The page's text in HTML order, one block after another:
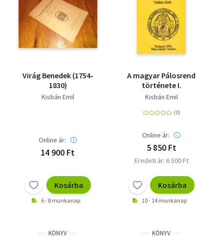
Virág Benedek (1754-
1830)
Kisbán Emil
Online ár:
14 900 Ft
Kosárba
6 - 8 munkanap
A magyar Pálosrend
története I.
Kisbán Emil
Online ár:
5 850 Ft
Eredeti ár: 6 500 Ft
Kosárba
10 - 14 munkanap
KÖNYV KÖNYV